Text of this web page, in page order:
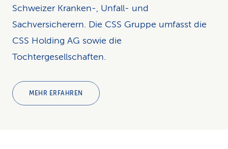
Schweizer Kranken-, Unfall- und
Sachversicherern. Die CSS Gruppe umfasst die
CSS Holding AG sowie die
Tochtergesellschaften.
MEHR ERFAHREN